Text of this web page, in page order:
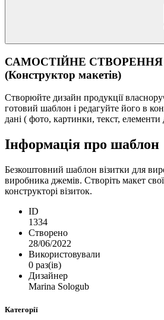
САМОСТІЙНЕ
(Конструктор макетів)
Створюйте дизайн продукції
готовий шаблон і редагуйте його в
дані ( фото, картинки, текст, елементи
Інформація про шаблон
Безкоштовний шаблон візитки для
виробника джемів. Створіть макет
конструкторі візиток.
ID
1334
Створено
28/06/2022
Використовували
0 раз(ів)
Дизайнер
Marina Sologub
Категорії